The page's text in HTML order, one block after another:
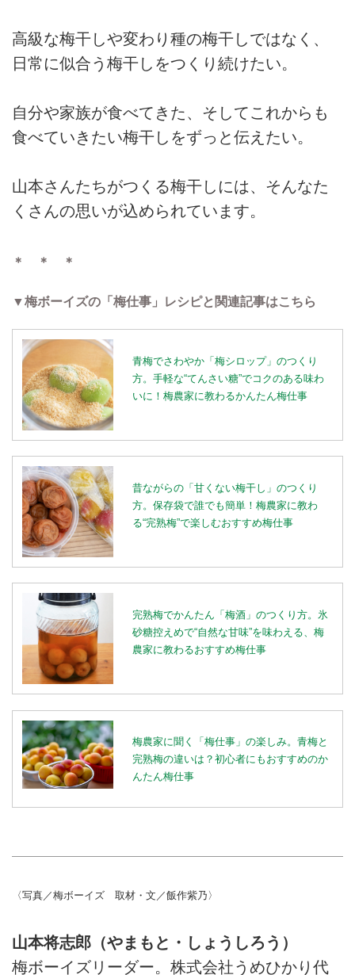
高級な梅干しや変わり種の梅干しではなく、
日常に似合う梅干しをつくり続けたい。
自分や家族が食べてきた、そしてこれからも
食べていきたい梅干しをずっと伝えたい。
山本さんたちがつくる梅干しには、そんなた
くさんの思いが込められています。
＊ ＊ ＊
▼梅ボーイズの「梅仕事」レシピと関連記事はこちら
青梅でさわやか「梅シロップ」のつくり
方。手軽な“てんさい糖”でコクのある味わ
いに！梅農家に教わるかんたん梅仕事
昔ながらの「甘くない梅干し」のつくり
方。保存袋で誰でも簡単！梅農家に教わ
る“完熟梅”で楽しむおすすめ梅仕事
完熟梅でかんたん「梅酒」のつくり方。氷
砂糖控えめで“自然な甘味”を味わえる、梅
農家に教わるおすすめ梅仕事
梅農家に聞く「梅仕事」の楽しみ。青梅と
完熟梅の違いは？初心者にもおすすめのか
んたん梅仕事
〈写真／梅ボーイズ 取材・文／飯作紫乃〉
山本将志郎（やまもと・しょうしろう）
梅ボーイズリーダー。株式会社うめひかり代